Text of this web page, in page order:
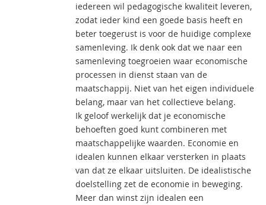
iedereen wil pedagogische kwaliteit leveren,
zodat ieder kind een goede basis heeft en
beter toegerust is voor de huidige complexe
samenleving. Ik denk ook dat we naar een
samenleving toegroeien waar economische
processen in dienst staan van de
maatschappij. Niet van het eigen individuele
belang, maar van het collectieve belang.
Ik geloof werkelijk dat je economische
behoeften goed kunt combineren met
maatschappelijke waarden. Economie en
idealen kunnen elkaar versterken in plaats
van dat ze elkaar uitsluiten. De idealistische
doelstelling zet de economie in beweging.
Meer dan winst zijn idealen een